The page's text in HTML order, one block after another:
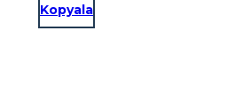
Kopyala